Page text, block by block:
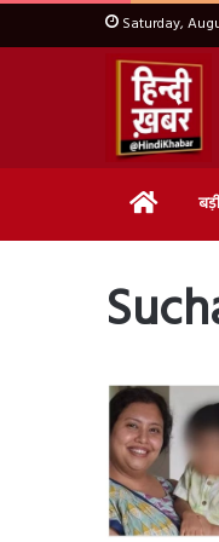
Saturday,
Home